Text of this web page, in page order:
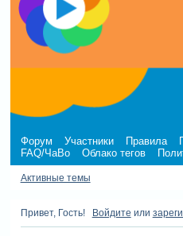
Форум Участники Правила
FAQ/ЧаВо
Облако тегов
Активные темы
Привет, Гость! Войдите или